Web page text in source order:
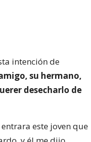
intención de
su hermano,
desecharlo de
este joven que